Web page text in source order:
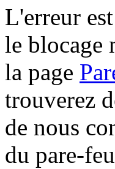
L'erreur
le blocage
la page
trouverez
de nous
du pare-